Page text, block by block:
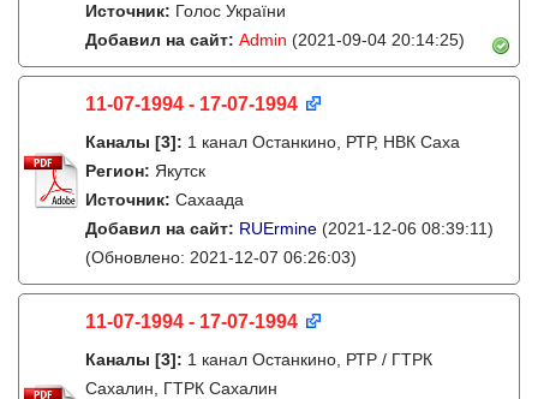
Источник: Голос України
Добавил на сайт: Admin (2021-09-04 20:14:25)
11-07-1994 - 17-07-1994
Каналы [3]: 1 канал Останкино, РТР, НВК Саха
Регион: Якутск
Источник: Сахаада
Добавил на сайт: RUErmine (2021-12-06 08:39:11)
(Обновлено: 2021-12-07 06:26:03)
11-07-1994 - 17-07-1994
Каналы [3]: 1 канал Останкино, РТР / ГТРК
Сахалин, ГТРК Сахалин